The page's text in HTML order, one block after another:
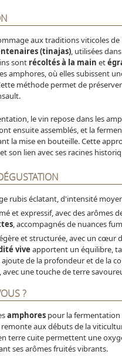
aux traditions viticoles
(tinajas), utilisées
sont récoltés à la main et
amphores, où elles subissent
méthode permet de
le vin repose dans les
ensuite assemblés, et la
la mise en bouteille. Cette
son lien avec ses racines
rubis éclatant, d'intensité
et expressif, avec des arômes
, accompagnés de nuances
et structurée, avec un cœur
vive apportent un équilibre,
de la profondeur et de la
avec une touche de terre
?
amphorespour la fermentation
aux débuts de la
terre cuite permettent une
ses arômes fruités vibrants.